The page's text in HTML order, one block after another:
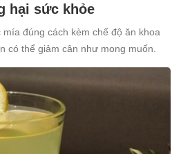
hại sức khỏe
đúng cách kèm chế độ ăn khoa
có thể giảm cân như mong muốn.